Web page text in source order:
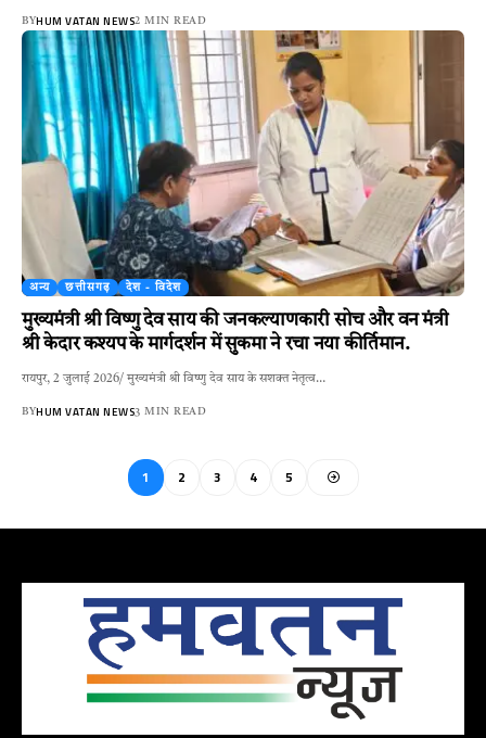
BYHUM VATAN NEWS2 MIN READ
अन्य छत्तीसगढ़ देश - विदेश
मुख्यमंत्री श्री विष्णु देव साय की जनकल्याणकारी सोच और वन मंत्री
श्री केदार कश्यप के मार्गदर्शन में सुकमा ने रचा नया कीर्तिमान.
रायपुर, 2 जुलाई 2026/ मुख्यमंत्री श्री विष्णु देव साय के सशक्त नेतृत्व…
BYHUM VATAN NEWS3 MIN READ
1 2 3 4 5